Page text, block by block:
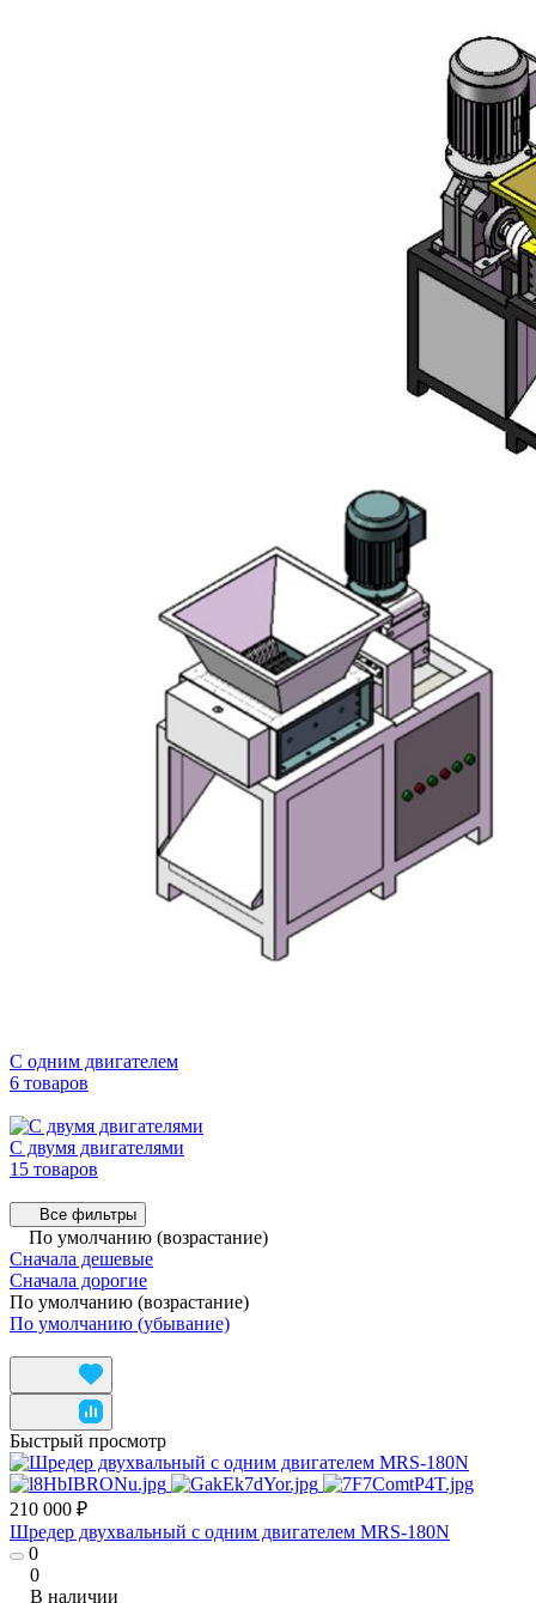
С одним двигателем
6 товаров
С двумя двигателями
15 товаров
Все фильтры
По умолчанию (возрастание)
Сначала дешевые
Сначала дорогие
По умолчанию (возрастание)
По умолчанию (убывание)
Быстрый просмотр
210 000 ₽
Шредер двухвальный с одним двигателем MRS-180N
0
0
В наличии